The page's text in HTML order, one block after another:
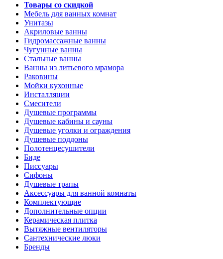
Товары со скидкой
Мебель для ванных комнат
Унитазы
Акриловые ванны
Гидромассажные ванны
Чугунные ванны
Стальные ванны
Ванны из литьевого мрамора
Раковины
Мойки кухонные
Инсталляции
Смесители
Душевые программы
Душевые кабины и сауны
Душевые уголки и ограждения
Душевые поддоны
Полотенцесушители
Биде
Писсуары
Сифоны
Душевые трапы
Аксессуары для ванной комнаты
Комплектующие
Дополнительные опции
Керамическая плитка
Вытяжные вентиляторы
Сантехнические люки
Бренды